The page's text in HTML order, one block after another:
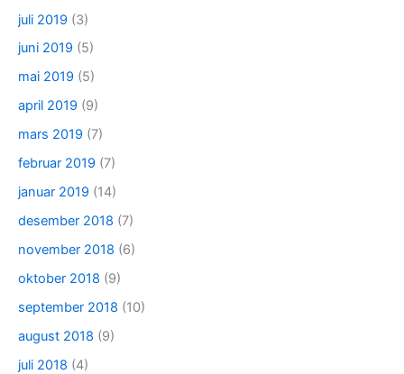
juli 2019 (3)
juni 2019 (5)
mai 2019 (5)
april 2019 (9)
mars 2019 (7)
februar 2019 (7)
januar 2019 (14)
desember 2018 (7)
november 2018 (6)
oktober 2018 (9)
september 2018 (10)
august 2018 (9)
juli 2018 (4)